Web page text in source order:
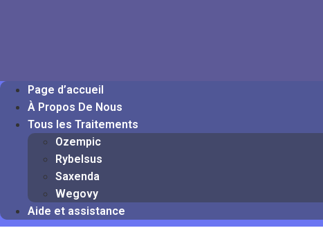
Page d’accueil
À Propos De Nous
Tous les Traitements
Ozempic
Rybelsus
Saxenda
Wegovy
Aide et assistance